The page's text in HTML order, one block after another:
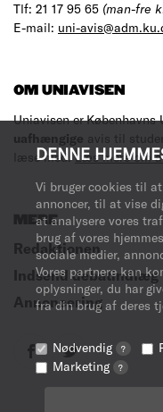
DENNE
Vi bruger cookies til
annoncer, til at vise
at analysere vores
brug af vores
sociale medier,
Vores partnere kan
oplysninger, du har
fra din brug af deres
Nødvendig ?
Marketing ?
Tlf: 21 17 95 65 (man-fre
E-mail: uni-
OM UNIAVISEN
Uniavisen er
uafhængige avis til
læse med.Læs mere om
MERE
Redaktionen
Indsend debatindlæg
Annoncering